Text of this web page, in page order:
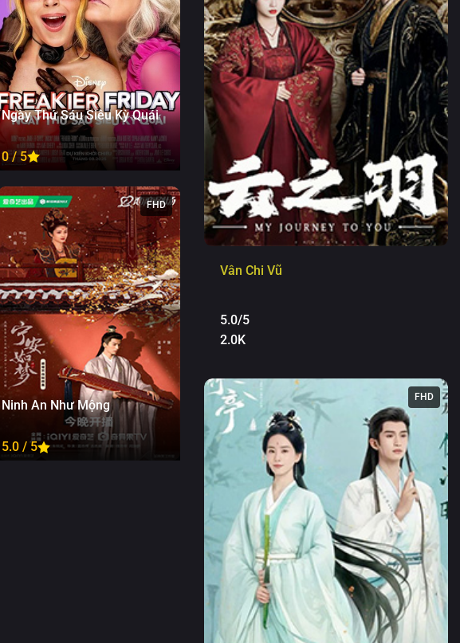
Ngày Thứ Sáu Siêu Kỳ Quái
0 / 5
FHD
Ninh An Như Mộng
5.0 / 5
Vân Chi Vũ
5.0/5
2.0K
FHD